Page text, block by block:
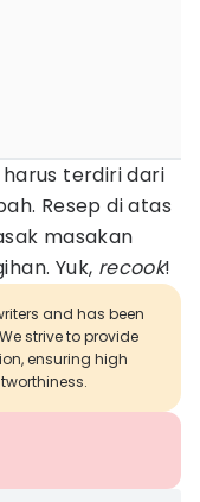
terdiri dari
Resep di atas
masakan
Yuk, recook!
and has been
strive to provide
ensuring high